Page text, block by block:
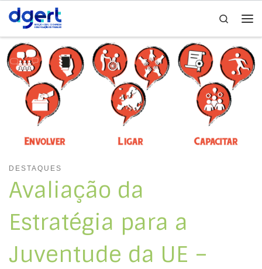
Skip to content
Search
DESTAQUES
Avaliação da
Estratégia para a
Juventude da UE –